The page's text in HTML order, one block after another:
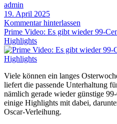
admin
19. April 2025
Kommentar hinterlassen
Prime Video: Es gibt wieder 99-
Highlights
Viele können ein langes
liefert die passende Unterhaltung
nämlich gerade wieder günstige
einige Highlights mit dabei,
Oscar-Verleihung.